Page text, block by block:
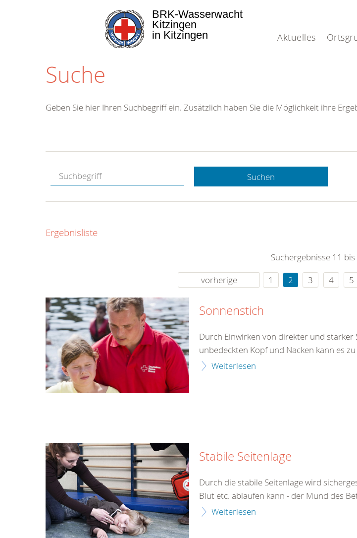
Aktuelles
BRK-Wasserwacht
Kitzingen
in Kitzingen
Suche
Hotline.
gerne.
rund um die Uhr
Geben Sie hier Ihren Suchbegriff ein. Zusätzlich haben Sie die Möglichkeit ihre
Suchen
Ergebnisliste
Suchergebnisse 11
vorherige
1 2 3 4 5
Sonnenstich
Durch Einwirken von direkter und
unbedeckten Kopf und Nacken kann es
Weiterlesen
Stabile Seitenlage
Durch die stabile Seitenlage wird
Blut etc. ablaufen kann - der Mund des
Weiterlesen